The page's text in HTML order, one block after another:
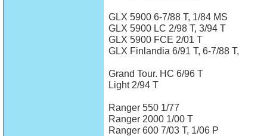
GLX 5900 6-7/88 T, 1/84 MS
GLX 5900 LC 2/98 T, 3/94 T
GLX 5900 FCE 2/01 T
GLX Finlandia 6/91 T, 6-7/88 T,
Grand Tour. HC 6/96 T
Light 2/94 T
Ranger 550 1/77
Ranger 2000 1/00 T
Ranger 600 7/03 T, 1/06 P